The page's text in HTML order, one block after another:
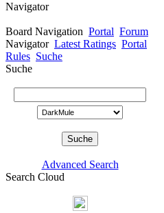
Navigator
Board Navigation Portal Forum
Navigator Latest Ratings Portal
Rules Suche
Suche
Advanced Search
Search Cloud